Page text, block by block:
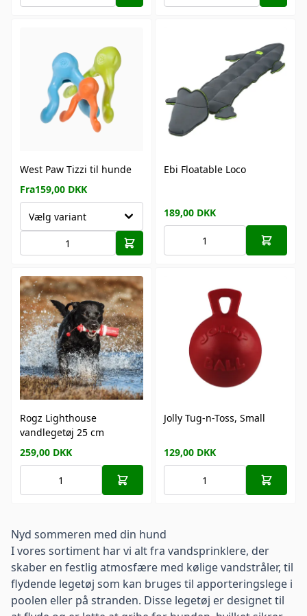
West Paw Tizzi til hunde
Fra159,00 DKK
Vælg variant
Ebi Floatable Loco
189,00 DKK
Rogz Lighthouse
vandlegetøj 25 cm
259,00 DKK
Jolly Tug-n-Toss, Small
129,00 DKK
Nyd sommeren med din hund
I vores sortiment har vi alt fra vandsprinklere, der
skaber en festlig atmosfære med kølige vandstråler, til
flydende legetøj som kan bruges til apporteringslege i
poolen eller på stranden. Disse legetøj er designet til